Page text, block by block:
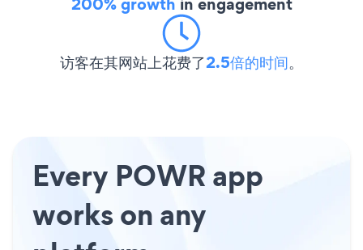
访客在其网站上花费了2.5倍的时间。
Every POWR app
works on any